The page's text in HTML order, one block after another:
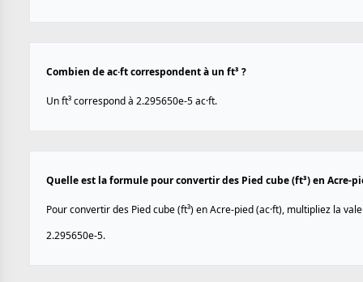
Combien de ac·ft correspondent à un ft³ ?
Un ft³ correspond à 2.295650e-5 ac·ft.
Quelle est la formule pour convertir des Pied cube (ft³) en Acre-
Pour convertir des Pied cube (ft³) en Acre-pied (ac·ft), multipliez la
2.295650e-5.